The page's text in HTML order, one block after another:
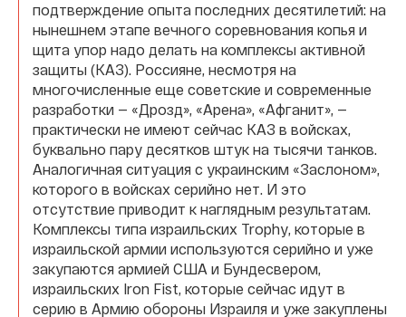
подтверждение опыта последних десятилетий: на
нынешнем этапе вечного соревнования копья и
щита упор надо делать на комплексы активной
защиты (КАЗ). Россияне, несмотря на
многочисленные еще советские и современные
разработки — «Дрозд», «Арена», «Афганит», —
практически не имеют сейчас КАЗ в войсках,
буквально пару десятков штук на тысячи танков.
Аналогичная ситуация с украинским «Заслоном»,
которого в войсках серийно нет. И это
отсутствие приводит к наглядным результатам.
Комплексы типа израильских Trophy, которые в
израильской армии используются серийно и уже
закупаются армией США и Бундесвером,
израильских Iron Fist, которые сейчас идут в
серию в Армию обороны Израиля и уже закуплены